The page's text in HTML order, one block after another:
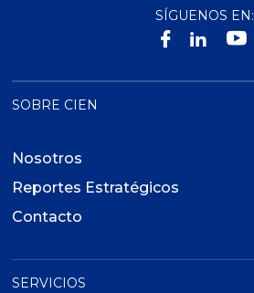
SÍGUENOS EN:
SOBRE CIEN
Nosotros
Reportes Estratégicos
Contacto
SERVICIOS